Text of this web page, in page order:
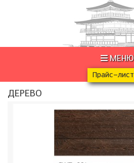
МЕНЮ
Прайс-лист
ДЕРЕВО